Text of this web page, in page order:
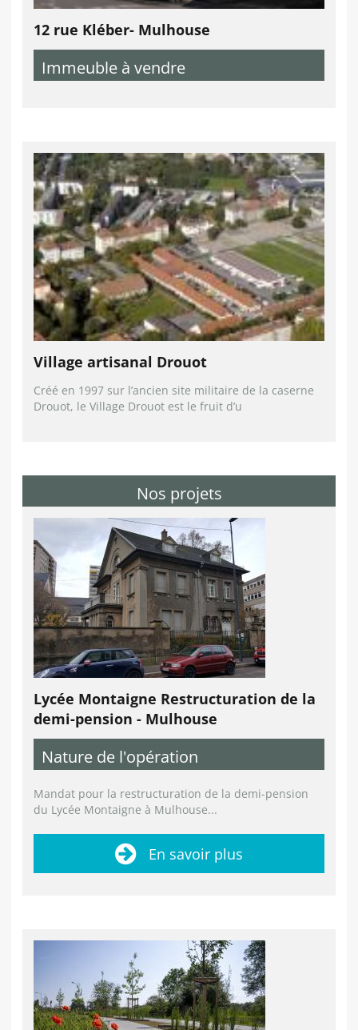
12 rue Kléber- Mulhouse
Immeuble à vendre
Village artisanal Drouot
Créé en 1997 sur l’ancien site militaire de la caserne
Drouot, le Village Drouot est le fruit d’u
Nos projets
Lycée Montaigne Restructuration de la
demi-pension - Mulhouse
Nature de l'opération
Mandat pour la restructuration de la demi-pension
du Lycée Montaigne à Mulhouse...
En savoir plus